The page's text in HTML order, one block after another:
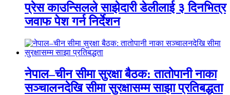
प्रेस काउन्सिलले साझेदारी डेलीलाई ३ दिनभित्र
जवाफ पेश गर्न निर्देशन
नेपाल–चीन सीमा सुरक्षा बैठक: तातोपानी नाका
सञ्चालनदेखि सीमा सुरक्षासम्म साझा प्रतिबद्धता